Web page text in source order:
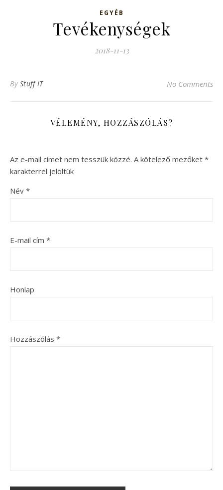
EGYÉB
Tevékenységek
2018-11-13
By Stuff IT No Comments
VÉLEMÉNY, HOZZÁSZÓLÁS?
Az e-mail címet nem tesszük közzé. A kötelező mezőket *
karakterrel jelöltük
Név *
E-mail cím *
Honlap
Hozzászólás *